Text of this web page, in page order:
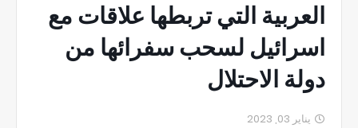
العربية التي تربطها علاقات مع
اسرائيل لسحب سفرائها من
دولة الاحتلال
يناير 03, 2023